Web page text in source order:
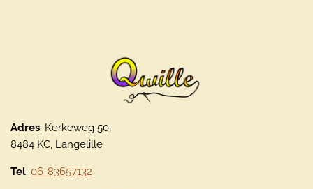
Adres: Kerkeweg 50,
8484 KC, Langelille
Tel: 06-83657132